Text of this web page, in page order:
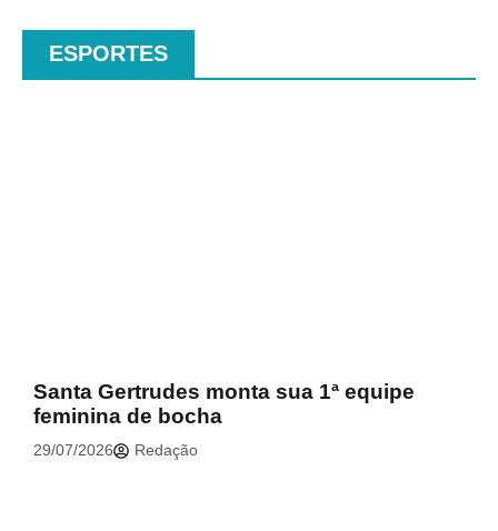
ESPORTES
Santa Gertrudes monta sua 1ª equipe
feminina de bocha
29/07/2026 Redação